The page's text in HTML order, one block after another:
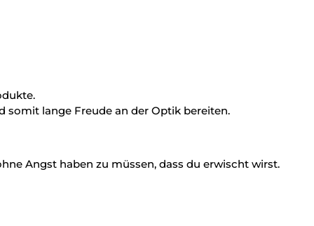
somit lange Freude an der Optik bereiten.
Angst haben zu müssen, dass du erwischt wirst.